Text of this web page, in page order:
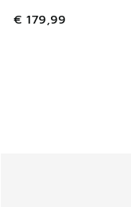
€ 179,99